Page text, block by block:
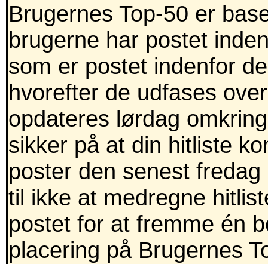
Brugernes Top-50 er
brugerne har postet
som er postet indenfor
hvorefter de udfases
opdateres lørdag
sikker på at din hitliste
poster den senest
til ikke at medregne
postet for at fremme én
placering på Brugernes